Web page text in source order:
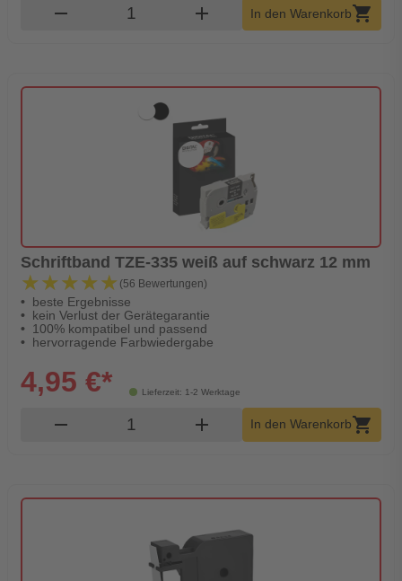
remove Produkt Warenkorb Menge
add In den Warenkorb shopping_cart
Schriftband TZE-335 weiß auf schwarz 12 mm
★★★★★
★★★★★ (56 Bewertungen)
beste Ergebnisse
kein Verlust der Gerätegarantie
100% kompatibel und passend
hervorragende Farbwiedergabe
Lieferzeit: 1-2 Werktage
4,95 €*
remove Produkt Warenkorb Menge
add In den Warenkorbshopping_cart